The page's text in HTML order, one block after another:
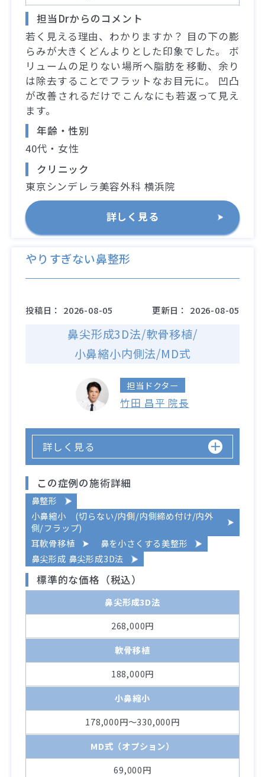
担当Drからのコメント
若く見える理由、わかりますか？ 目の下の膨
らみが大きくどんよりとした印象でした。 ボ
リュームの足りない場所へ脂肪を移動、余り
は除去することでフラットなお目元に。 凹凸
が改善されるだけでこんなにも若返って見え
ます。
年齢・性別
40代・女性
クリニック
東京シンデレラ美容外科 横浜院
詳しく見る
やりすぎない鼻整形
投稿日： 2026-08-05 更新日： 2026-08-05
鼻尖形成3D法/軟骨移植/
小鼻縮小内側法/MD式
担当ドクター
竹田 昌平 院長
詳しく見る
この症例の施術詳細
鼻整形
小鼻縮小 (切らない/内側/内側締め付け/内外
側/フラップ)
耳軟骨移植
鼻を小さくする美整形
鼻尖形成 鼻尖形成3D法
標準的な価格（税込）
鼻尖形成3D法
268,000円
軟骨移植
188,000円
小鼻縮小
178,000円～330,000円
MD式（オプション）
69,000円